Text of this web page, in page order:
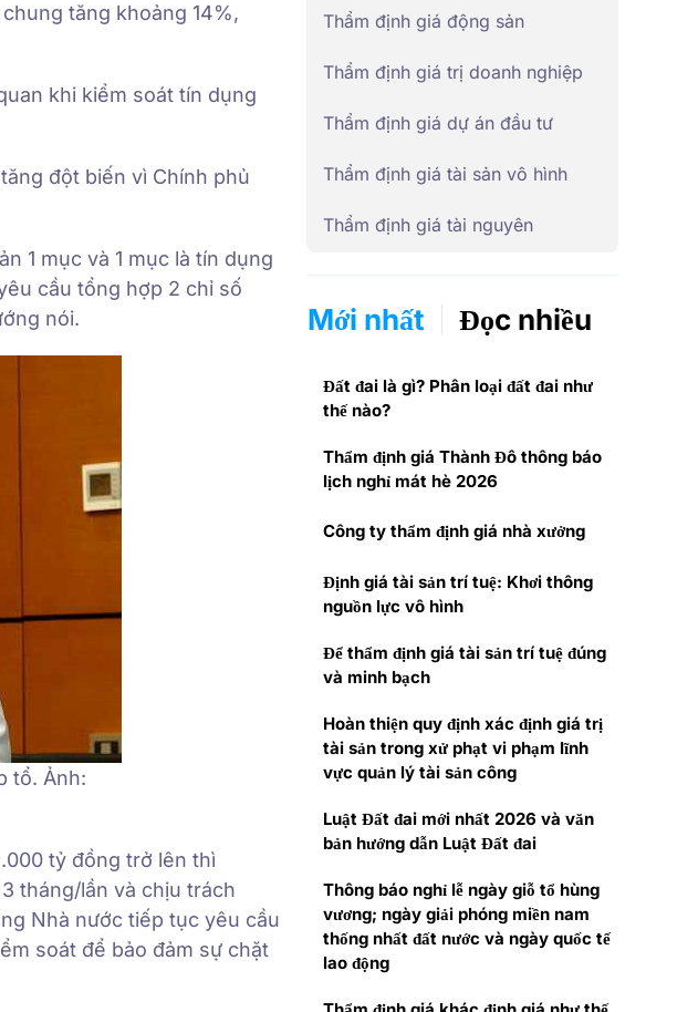
tăng khoảng 14%,
khi kiểm soát tín dụng
đột biến vì Chính phủ
1 mục và 1 mục là tín dụng
cầu tổng hợp 2 chỉ số
nói.
tổ. Ảnh:
tỷ đồng trở lên thì
tháng/lần và chịu trách
Nhà nước tiếp tục yêu cầu
soát để bảo đảm sự chặt
Thẩm định giá động sản
Thẩm định giá trị doanh nghiệp
Thẩm định giá dự án đầu tư
Thẩm định giá tài sản vô hình
Thẩm định giá tài nguyên
Mới nhất Đọc nhiều
Đất đai là gì? Phân loại đất đai như
thế nào?
Thẩm định giá Thành Đô thông báo
lịch nghỉ mát hè 2026
Công ty thẩm định giá nhà xưởng
Định giá tài sản trí tuệ: Khơi thông
nguồn lực vô hình
Để thẩm định giá tài sản trí tuệ đúng
và minh bạch
Hoàn thiện quy định xác định giá trị
tài sản trong xử phạt vi phạm lĩnh
vực quản lý tài sản công
Luật Đất đai mới nhất 2026 và văn
bản hướng dẫn Luật Đất đai
Thông báo nghỉ lễ ngày giỗ tổ hùng
vương; ngày giải phóng miền nam
thống nhất đất nước và ngày quốc tế
lao động